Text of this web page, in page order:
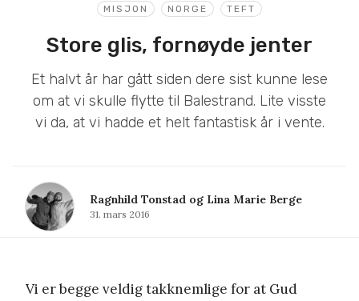
MISJON NORGE TEFT
Store glis, fornøyde jenter
Et halvt år har gått siden dere sist kunne lese
om at vi skulle flytte til Balestrand. Lite visste
vi da, at vi hadde et helt fantastisk år i vente.
Ragnhild Tonstad og Lina Marie Berge
31. mars 2016
Vi er begge veldig takknemlige for at Gud